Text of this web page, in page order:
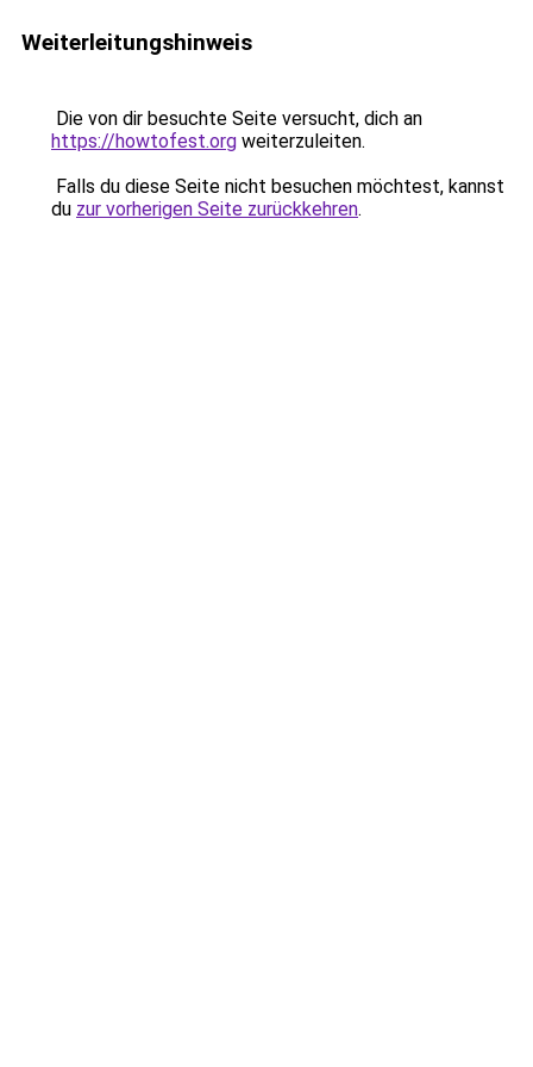
Weiterleitungshinweis
Die von dir besuchte Seite versucht, dich an
https://howtofest.org weiterzuleiten.
Falls du diese Seite nicht besuchen möchtest, kannst
du zur vorherigen Seite zurückkehren.